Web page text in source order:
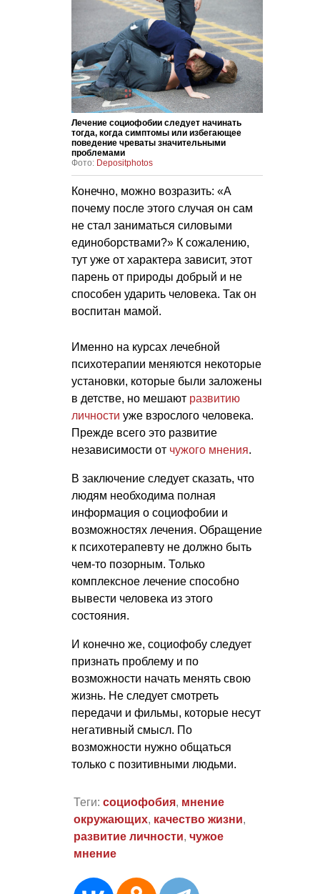
Лечение социофобии следует начинать
тогда, когда симптомы или избегающее
поведение чреваты значительными
проблемами
Фото: Depositphotos
Конечно, можно возразить: «А
почему после этого случая он сам
не стал заниматься силовыми
единоборствами?» К сожалению,
тут уже от характера зависит, этот
парень от природы добрый и не
способен ударить человека. Так он
воспитан мамой.
Именно на курсах лечебной
психотерапии меняются некоторые
установки, которые были заложены
в детстве, но мешают развитию
личности уже взрослого человека.
Прежде всего это развитие
независимости от чужого мнения.
В заключение следует сказать, что
людям необходима полная
информация о социофобии и
возможностях лечения. Обращение
к психотерапевту не должно быть
чем-то позорным. Только
комплексное лечение способно
вывести человека из этого
состояния.
И конечно же, социофобу следует
признать проблему и по
возможности начать менять свою
жизнь. Не следует смотреть
передачи и фильмы, которые несут
негативный смысл. По
возможности нужно общаться
только с позитивными людьми.
Теги: социофобия, мнение
окружающих, качество жизни,
развитие личности, чужое
мнение